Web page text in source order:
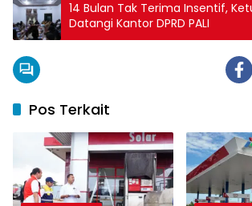
14 Bulan Tak Terima Insentif,
Datangi Kantor DPRD PALI
Pos Terkait